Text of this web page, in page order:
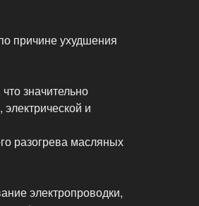
причине ухудшения
значительно
и
разогрева масляных
электропроводки,